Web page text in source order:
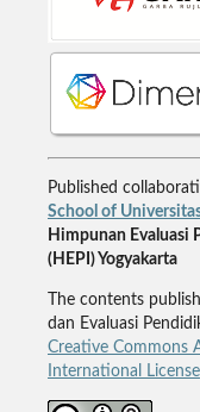
Published
School of
Himpunan Evaluasi
(HEPI) Yogyakarta
The contents
dan Evaluasi
Creative Commons
International License